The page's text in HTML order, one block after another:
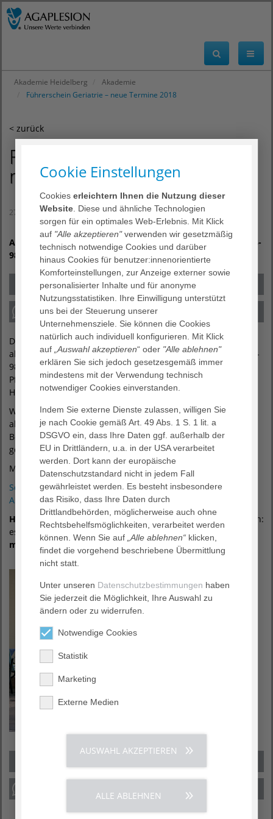
Akademie Heidelberg
Akademie
Führerschein Geriatrie – neue Termine 2018
< zurück
Führerschein Geriatrie –
neue Termine 2018
27. Juli 2017
Abrechnungsrelevante Qualifikation nach OPS 8-550 bzw. 8-
98a
Der „Führerschein Geriatrie“ entspricht der
abrechnungsrelevanten Qualifikation nach OPS 8-550 bzw. 8-
98a und ist gleichzeitig die Basis für die Fachweiterbildung
Pflege Zercur Geriatrie®, die wir künftig komplett aus einer
Hand anbieten wollen.
Wenn Sie die 180 Stunden an der AGAPLESION AKADEMIE
absolviert haben, erhalten Sie automatisch eine
Bescheinigung über die erfolgreiche Teilnahme an der
geriatrischen Zusatzqualifikation nach OPS 8-550 bzw. 8-98a.
Melden Sie sich gleich heute für den Führerschein an:
Seminarflyer 2017 und 2018 – inkl. Termine ›
Anmeldeformular ›
Hinweis:Falls Sie den Basislehrgang bereits absolviert haben:
es sind noch wenige Plätze für den„Führerschein Geriatrie“
mit Starttermin am 04.12.2017frei.
Cookie Einstellungen
Cookieserleichtern Ihnen die Nutzung dieser
Website . Diese und ähnliche Technologien
sorgen für ein optimales Web-Erlebnis. Mit Klick
auf "Alle akzeptieren"verwenden wir gesetzmäßig
technisch notwendige Cookies und darüber
hinaus Cookies für benutzer:innenorientierte
Komforteinstellungen, zur Anzeige externer sowie
personalisierter Inhalte und für anonyme
Nutzungsstatistiken. Ihre Einwilligung unterstützt
uns bei der Steuerung unserer
Unternehmensziele. Sie können die Cookies
natürlich auch individuell konfigurieren. Mit Klick
auf „Auswahl akzeptieren“ oder "Alle ablehnen"
erklären Sie sich jedoch gesetzesgemäß immer
mindestens mit der Verwendung technisch
notwendiger Cookies einverstanden.
Indem Sie externe Dienste zulassen, willigen Sie
je nach Cookie gemäß Art. 49 Abs. 1 S. 1 lit. a
DSGVO ein, dass Ihre Daten ggf. außerhalb der
EU in Drittländern, u.a. in der USA verarbeitet
werden. Dort kann der europäische
Datenschutzstandard nicht in jedem Fall
gewährleistet werden. Es besteht insbesondere
das Risiko, dass Ihre Daten durch
Drittlandbehörden, möglicherweise auch ohne
Rechtsbehelfsmöglichkeiten, verarbeitet werden
können. Wenn Sie auf „Alle ablehnen“ klicken,
findet die vorgehend beschriebene Übermittlung
nicht statt.
Unter unseren Datenschutzbestimmungen haben
Sie jederzeit die Möglichkeit, Ihre Auswahl zu
ändern oder zu widerrufen.
Notwendige Cookies
Statistik
Marketing
Externe Medien
AUSWAHL AKZEPTIEREN
ALLE ABLEHNEN